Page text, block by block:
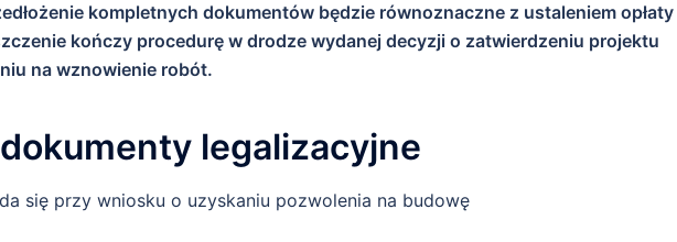
kompletnych dokumentów będzie równoznaczne z ustaleniem opłaty
kończy procedurę w drodze wydanej decyzji o zatwierdzeniu projektu
na wznowienie robót.
legalizacyjne
się przy wniosku o uzyskaniu pozwolenia na budowę